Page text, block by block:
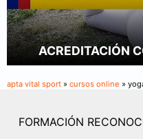
ACREDITACIÓN
apta vital sport » cursos online »
FORMACIÓN